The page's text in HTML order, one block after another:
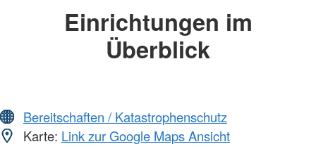
Einrichtungen im
Überblick
Bereitschaften / Katastrophenschutz
Karte: Link zur Google Maps Ansicht